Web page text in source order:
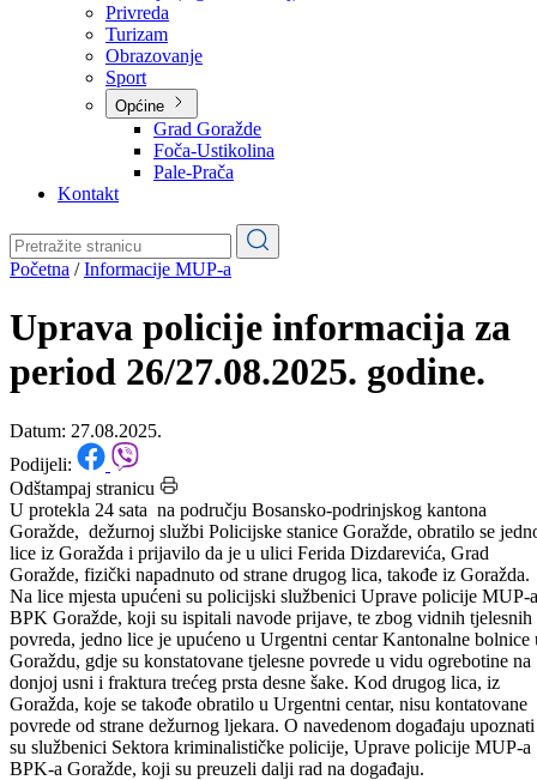
O kantonu
Simboli kantona (Grb, zastava)
Historija (digitalni muzej)
Privreda
Turizam
Obrazovanje
Općine
Pale-Prača
Kontakt
Početna/Informacije MUP-a
Uprava policije informacija za
period 26/27.08.2025. godine.
Datum: 27.08.2025.
Podijeli:
Odštampaj stranicu
U protekla 24 sata na području Bosansko-podrinjskog kantona
Goražde, dežurnoj službi Policijske stanice Goražde, obratilo se
lice iz Goražda i prijavilo da je u ulici Ferida Dizdarevića, Grad
Goražde, fizički napadnuto od strane drugog lica, takođe iz Goražda.
Na lice mjesta upućeni su policijski službenici Uprave policije MUP-a
BPK Goražde, koji su ispitali navode prijave, te zbog vidnih tjelesnih
povreda, jedno lice je upućeno u Urgentni centar Kantonalne bolnice
Goraždu, gdje su konstatovane tjelesne povrede u vidu ogrebotine na
donjoj usni i fraktura trećeg prsta desne šake. Kod drugog lica, iz
Goražda, koje se takođe obratilo u Urgentni centar, nisu kontatovane